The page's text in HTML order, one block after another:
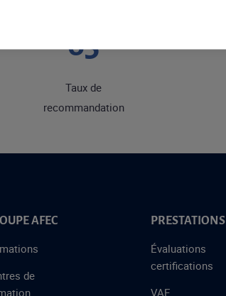
75
Taux de
recommandation
AFEC
de
PRESTATIONS
Évaluations
certifications
VAE